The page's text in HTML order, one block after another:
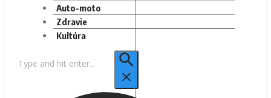
Auto-moto
Zdravie
Kultúra